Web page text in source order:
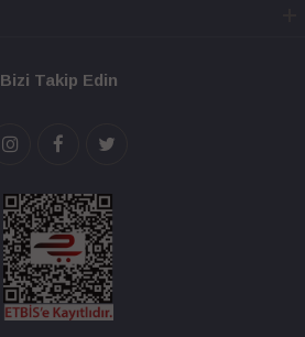
Bizi Takip Edin